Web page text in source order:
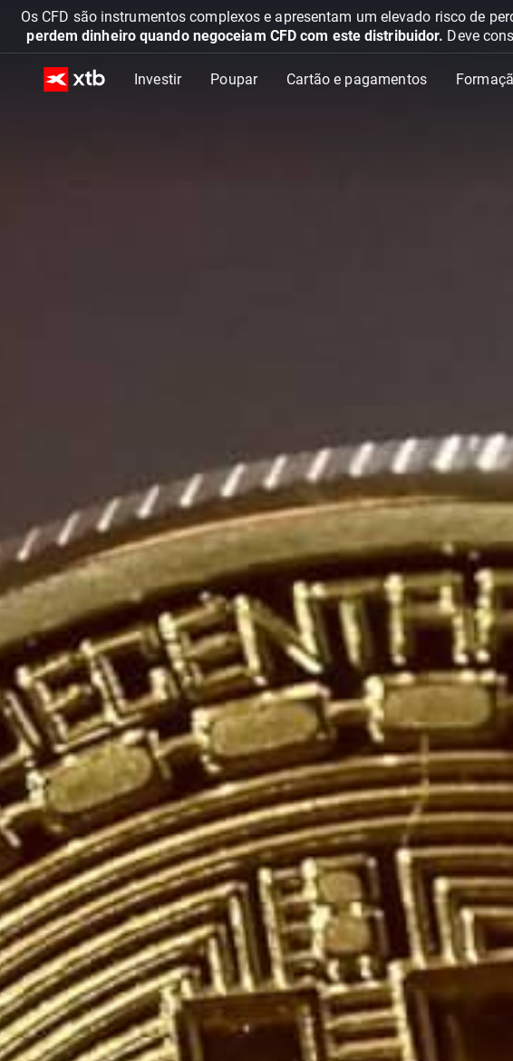
Os CFD são instrumentos complexos e apresentam um elevado risco de
perdem dinheiro quando negoceiam CFD com este distribuidor. Deve
Investir Poupar Cartão e pagamentos